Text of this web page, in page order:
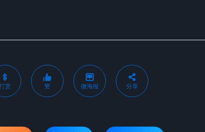
赏 赞 微海报 分享